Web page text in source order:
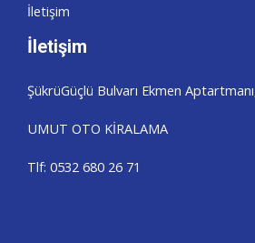
İletişim
İletişim
ŞükrüGüçlü Bulvarı Ekmen
UMUT OTO KİRALAMA
Tlf: 0532 680 26 71